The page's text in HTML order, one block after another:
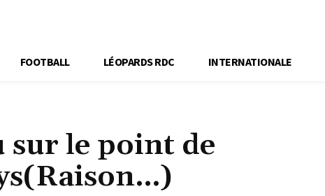
FOOTBALL LÉOPARDS RDC INTERNATIONALE
sur le point de